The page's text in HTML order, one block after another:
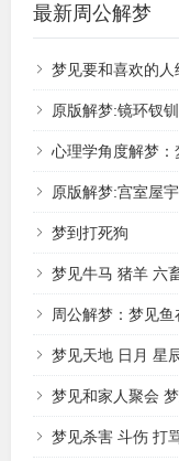
最新周公解梦
梦见要和喜欢的
原版解梦:镜环钗
心理学角度解梦
原版解梦:宫室屋
梦到打死狗
梦见牛马 猪羊 六
周公解梦：梦见
梦见天地 日月 星
梦见和家人聚会
梦见杀害 斗伤 打